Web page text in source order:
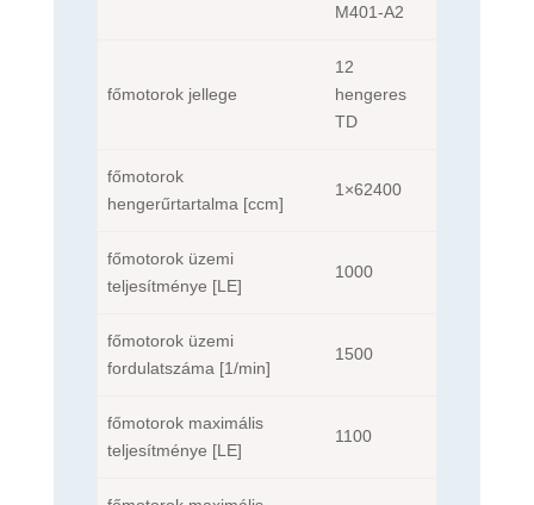
M401-A2
főmotorok jellege
12
hengeres
TD
főmotorok
hengerűrtartalma [ccm]
1×62400
főmotorok üzemi
teljesítménye [LE]
1000
főmotorok üzemi
fordulatszáma [1/min]
1500
főmotorok maximális
teljesítménye [LE]
1100